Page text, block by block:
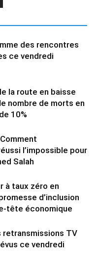
des rencontres
ce vendredi
la route en baisse
nombre de morts en
10%
l’impossible pour
Salah
à taux zéro en
d’inclusion
tête économique
retransmissions TV
ce vendredi